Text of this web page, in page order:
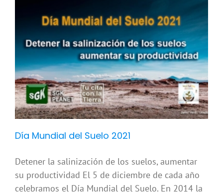
Día Mundial del Suelo 2021
Detener la salinización de los suelos, aumentar
su productividad El 5 de diciembre de cada año
celebramos el Día Mundial del Suelo. En 2014 la